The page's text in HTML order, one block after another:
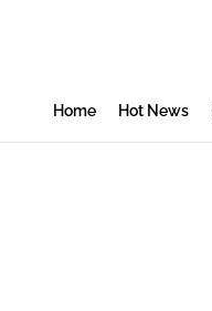
Home Hot News